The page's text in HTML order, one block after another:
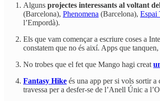
Alguns projectes interessants al voltant
(Barcelona), Phenomena (Barcelona), Espai
l’Empordà).
Els que vam començar a escriure coses a
constatem que no és així. Apps que
No trobes que el fet que Mango hagi creat
Fantasy Hike és una app per si vols sortir
travessa per a desfer-se de l’Anell Únic a